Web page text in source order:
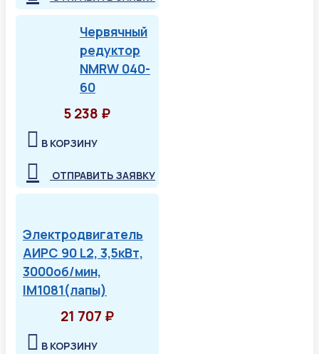
Червячный
редуктор
NMRW 040-
60
5 238 ₽
В КОРЗИНУ
ОТПРАВИТЬ ЗАЯВКУ
Электродвигатель
АИРС 90 L2, 3,5кВт,
3000об/мин,
IM1081(лапы)
21 707 ₽
В КОРЗИНУ